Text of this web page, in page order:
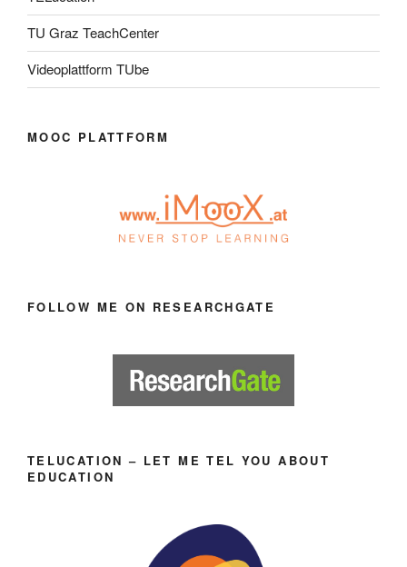
TU Graz TeachCenter
Videoplattform TUbe
MOOC PLATTFORM
FOLLOW ME ON RESEARCHGATE
TELUCATION – LET ME TEL YOU ABOUT
EDUCATION